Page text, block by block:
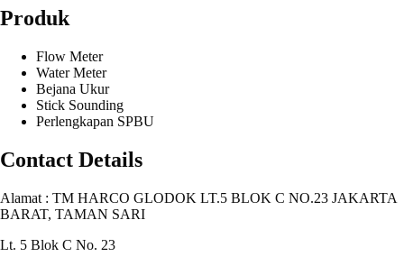
Produk
Flow Meter
Water Meter
Bejana Ukur
Stick Sounding
Perlengkapan SPBU
Contact Details
Alamat : TM HARCO GLODOK LT.5 BLOK C NO.23 JAKARTA
BARAT, TAMAN SARI
Lt. 5 Blok C No. 23